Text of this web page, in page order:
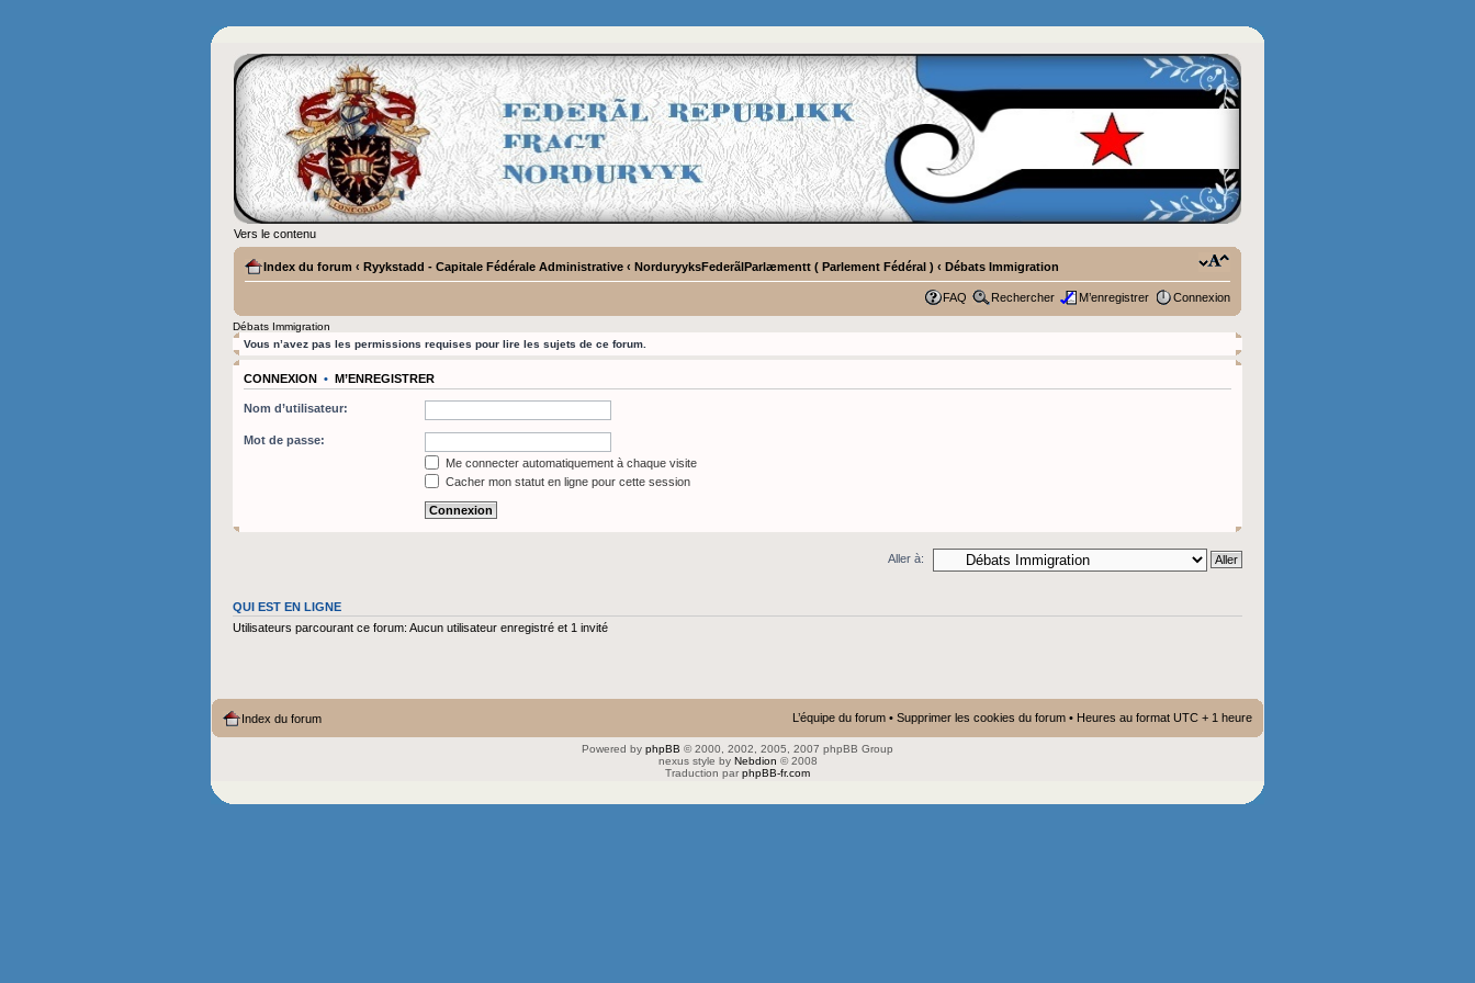
Vers le contenu
Index du forum ‹ Ryykstadd - Capitale Fédérale Administrative ‹ NorduryyksFederãlParlæmentt ( Parlement Fédéral ) ‹ Débats Immigration
FAQ Rechercher M’enregistrer Connexion
Débats Immigration
Vous n’avez pas les permissions requises pour lire les sujets de ce forum.
CONNEXION • M’ENREGISTRER
Nom d’utilisateur:
Mot de passe:
Me connecter automatiquement à chaque visite
Cacher mon statut en ligne pour cette session
Aller à:
QUI EST EN LIGNE
Utilisateurs parcourant ce forum: Aucun utilisateur enregistré et 1 invité
Index du forum L’équipe du forum • Supprimer les cookies du forum • Heures au format UTC + 1 heure
Powered by phpBB © 2000, 2002, 2005, 2007 phpBB Group
nexus style by Nebdion © 2008
Traduction par phpBB-fr.com